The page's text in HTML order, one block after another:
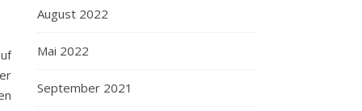
August 2022
Mai 2022
September 2021